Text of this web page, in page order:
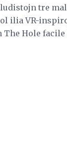
tre
VR-inspiro.
Hole